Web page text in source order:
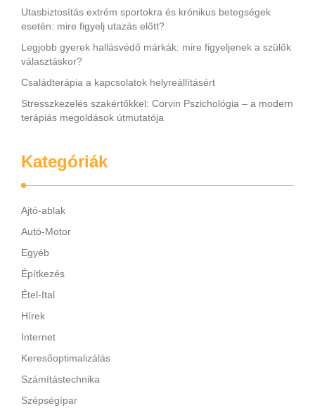
Utasbiztosítás extrém sportokra és krónikus betegségek
esetén: mire figyelj utazás előtt?
Legjobb gyerek hallásvédő márkák: mire figyeljenek a szülők
választáskor?
Családterápia a kapcsolatok helyreállításért
Stresszkezelés szakértőkkel: Corvin Pszichológia – a modern
terápiás megoldások útmutatója
Kategóriák
Ajtó-ablak
Autó-Motor
Egyéb
Építkezés
Étel-Ital
Hírek
Internet
Keresőoptimalizálás
Számítástechnika
Szépségípar